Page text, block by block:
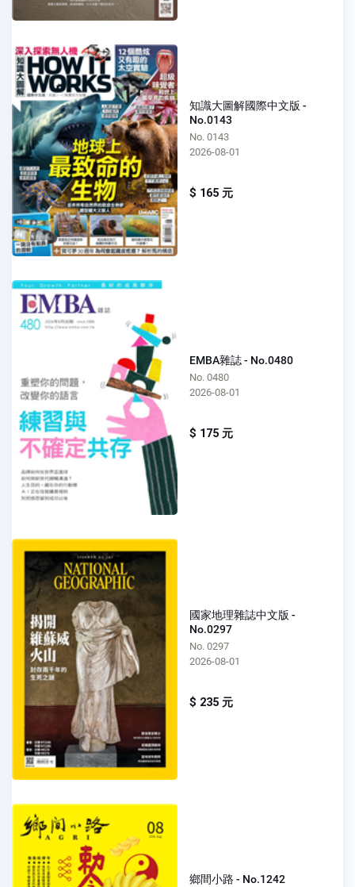
知識大圖解國際中文版 -
No.0143
No. 0143
2026-08-01
$ 165 元
EMBA雜誌 - No.0480
No. 0480
2026-08-01
$ 175 元
國家地理雜誌中文版 -
No.0297
No. 0297
2026-08-01
$ 235 元
鄉間小路 - No.1242